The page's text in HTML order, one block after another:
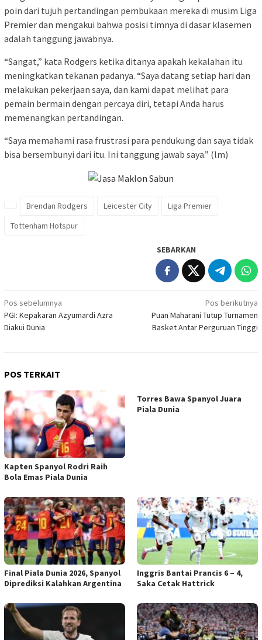
poin dari tujuh pertandingan pembukaan mereka di musim Liga
Premier dan mengakui bahwa posisi timnya di dasar klasemen
adalah tanggung jawabnya.
“Sangat,” kata Rodgers ketika ditanya apakah kekalahan itu
meningkatkan tekanan padanya. “Saya datang setiap hari dan
melakukan pekerjaan saya, dan kami dapat melihat para
pemain bermain dengan percaya diri, tetapi Anda harus
memenangkan pertandingan.
“Saya memahami rasa frustrasi para pendukung dan saya tidak
bisa bersembunyi dari itu. Ini tanggung jawab saya.” (lm)
Brendan Rodgers Leicester City
Liga Premier
Tottenham Hotspur
SEBARKAN
Navigasi
pos
Pos sebelumnya
PGI: Kepakaran Azyumardi Azra
Diakui Dunia
Pos berikutnya
Puan Maharani Tutup Turnamen
Basket Antar Perguruan Tinggi
POS TERKAIT
Kapten Spanyol Rodri Raih
Bola Emas Piala Dunia
Torres Bawa Spanyol Juara
Piala Dunia
Final Piala Dunia 2026, Spanyol
Diprediksi Kalahkan Argentina
Inggris Bantai Prancis 6 – 4,
Saka Cetak Hattrick